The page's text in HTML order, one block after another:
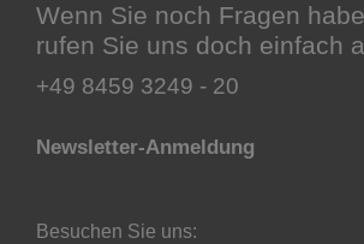
Wenn Sie noch Fragen
rufen Sie uns doch einfach
+49 8459 3249 - 20
Newsletter-Anmeldung
Besuchen Sie uns: